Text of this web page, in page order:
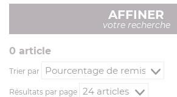
AFFINER
votre recherche
0 article
Trier par
Résultats par page